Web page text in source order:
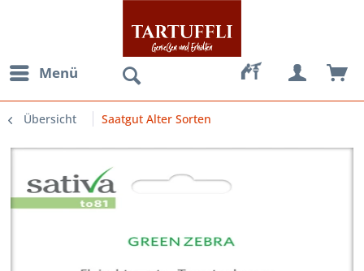
Menü
Übersicht Saatgut Alter Sorten